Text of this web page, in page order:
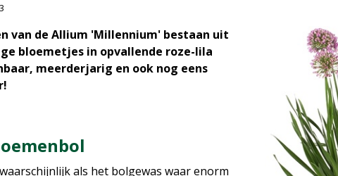
van de Allium 'Millennium' bestaan uit
bloemetjes in opvallende roze-lila
meerderjarig en ook nog eens
als het bolgewas waar enorm